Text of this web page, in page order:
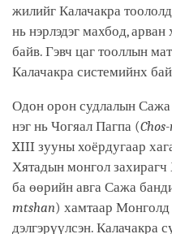
жилийг Калачакра
нь нэрлэдэг махбод,
байв. Гэвч цаг тооллын
Калачакра системийнх
Одон орон судлалын Сажа
нэг нь Чогяал Пагпа (
XIII зууны хоёрдугаар
Хятадын монгол
ба өөрийн авга Сажа
mtshan) хамтаар
дэлгэрүүлсэн. Калачакра